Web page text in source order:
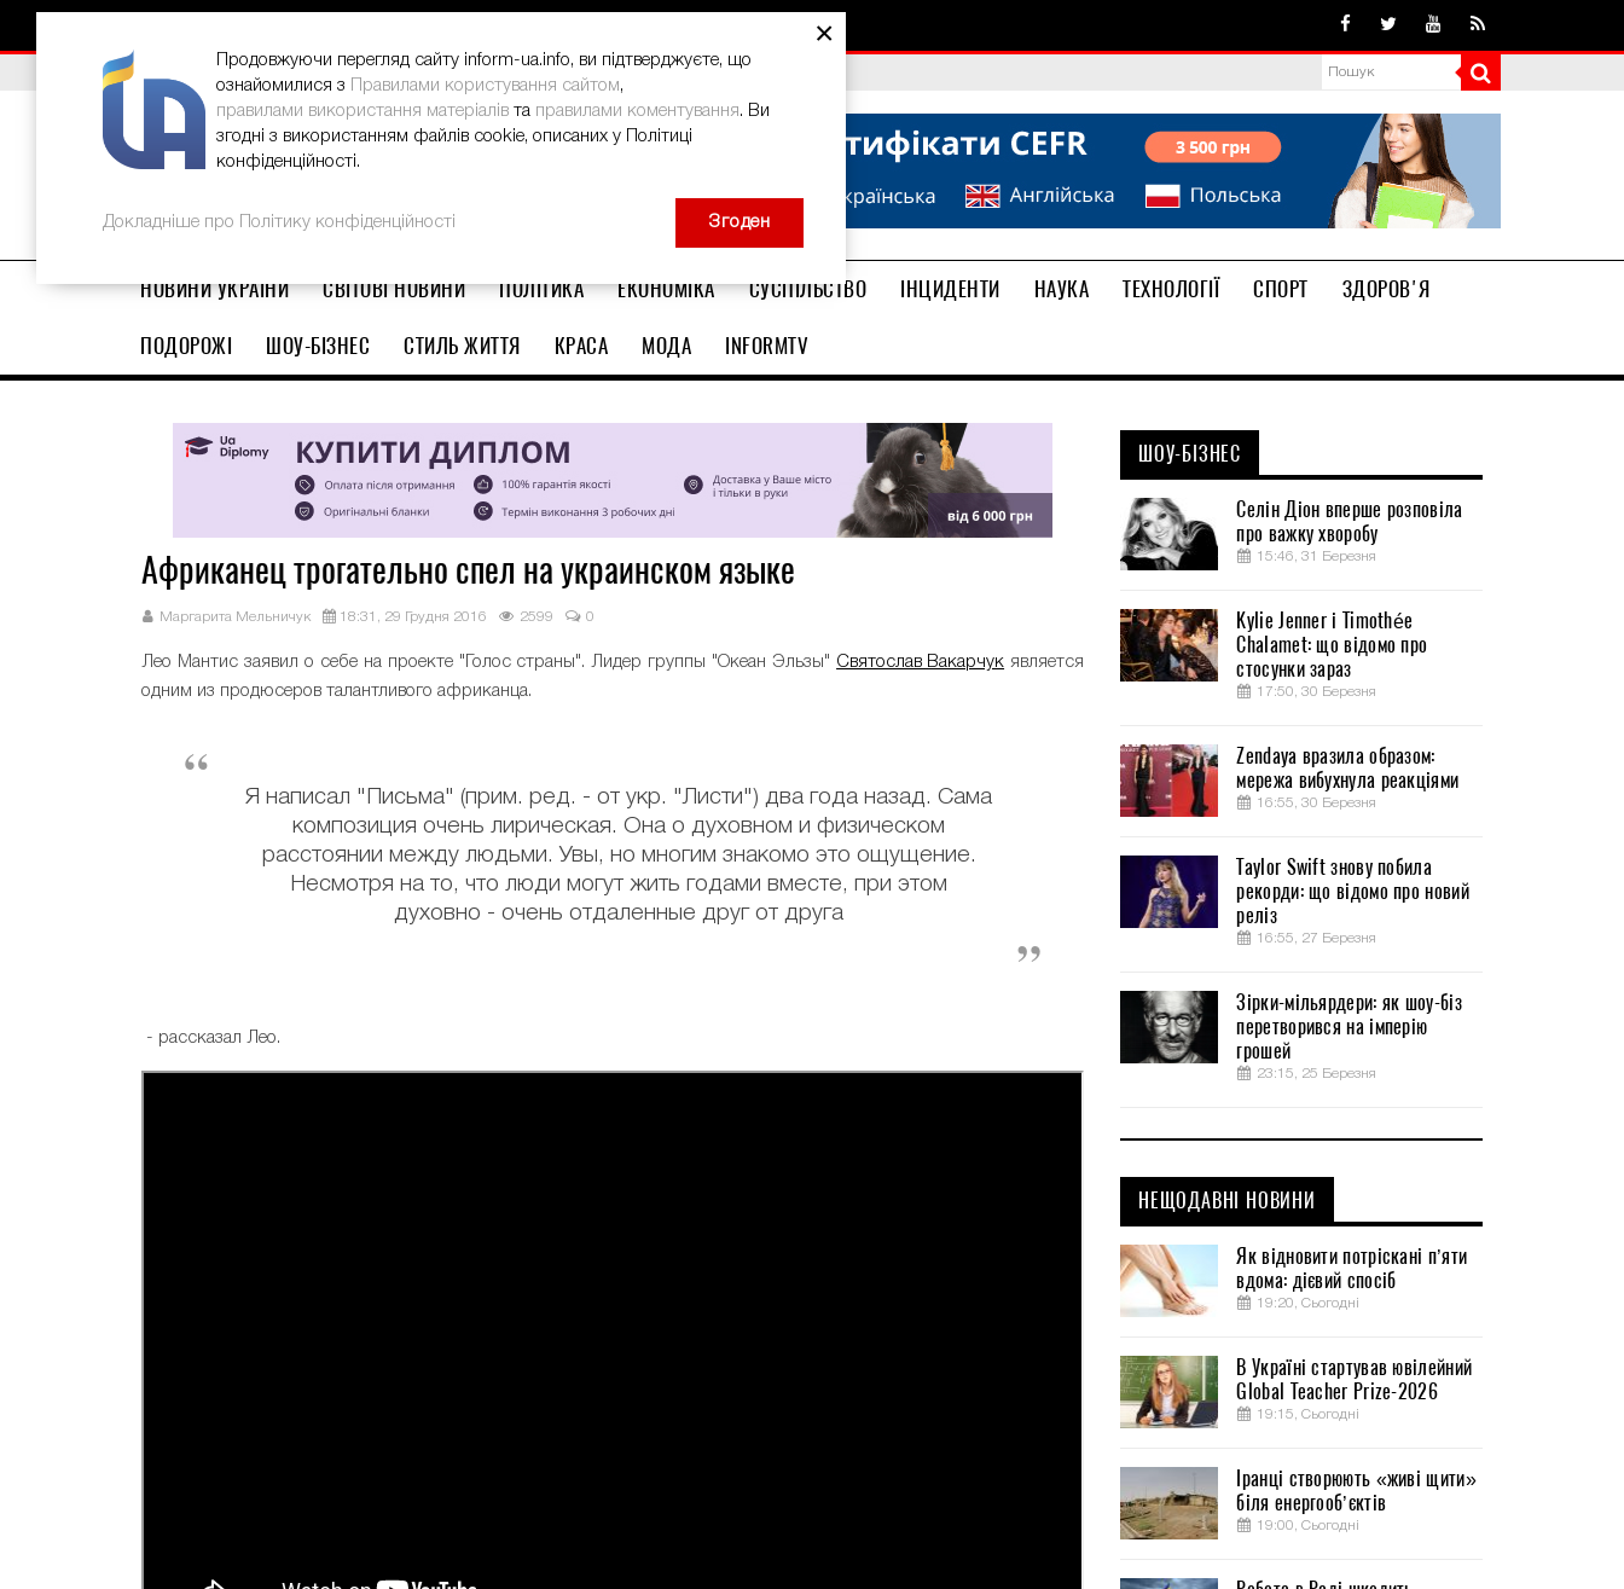
ВИБІР РЕДАКЦІЇ В Україні стартував ювілейний Global Teacher Prize-2026
НОВИНИ УКРАЇНИ СВІТОВІ НОВИНИ ПОЛІТИКА ЕКОНОМІКА СУСПІЛЬСТВО ІНЦИДЕНТИ НАУКА ТЕХНОЛОГІЇ СПОРТ
ЗДОРОВ'Я
ПОДОРОЖІ
ШОУ-БІЗНЕС СТИЛЬ ЖИТТЯ КРАСА МОДА INFORMTV
Африканец трогательно спел на украинском языке
Маргарита Мельничук 18:31, 29 Грудня 2016 2599 0
Лео Мантис заявил о себе на проекте "Голос страны". Лидер группы "Океан Эльзы" Святослав Вакарчук является
одним из продюсеров талантливого африканца.
Я написал "Письма" (прим. ред. - от укр. "Листи") два года назад. Сама
композиция очень лирическая. Она о духовном и физическом
расстоянии между людьми. Увы, но многим знакомо это ощущение.
Несмотря на то, что люди могут жить годами вместе, при этом
духовно - очень отдаленные друг от друга
- рассказал Лео.
ШОУ-БІЗНЕС
Селін Діон вперше розповіла
про важку хворобу
15:46, 31 Березня
Kylie Jenner і Timothée
Chalamet: що відомо про
стосунки зараз
17:50, 30 Березня
Zendaya вразила образом:
мережа вибухнула реакціями
16:55, 30 Березня
Taylor Swift знову побила
рекорди: що відомо про новий
реліз
16:55, 27 Березня
Зірки-мільярдери: як шоу-біз
перетворився на імперію
грошей
23:15, 25 Березня
НЕЩОДАВНІ НОВИНИ
Як відновити потріскані п’яти
вдома: дієвий спосіб
19:20, Сьогодні
В Україні стартував ювілейний
Global Teacher Prize-2026
19:15, Сьогодні
Іранці створюють «живі щити»
біля енергооб’єктів
19:00, Сьогодні
×
Продовжуючи перегляд сайту inform-ua.info, ви підтверджуєте, що
ознайомилися з
Правилами користування сайтом,
правилами використання матеріалів та правилами коментування. Ви
згодні з використанням файлів cookie, описаних у Політиці
конфіденційності.
Докладніше про Політику конфіденційності Згоден